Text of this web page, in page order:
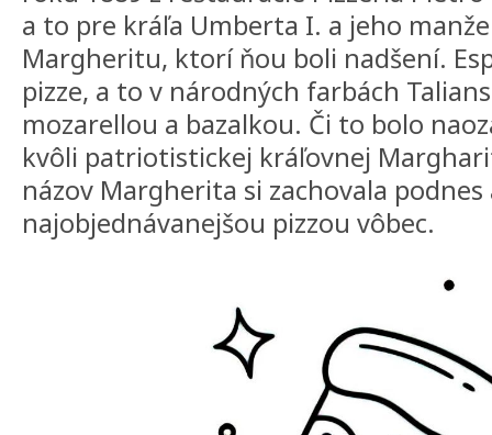
a to pre kráľa Umberta I. a jeho
Margheritu, ktorí ňou boli nadšení.
pizze, a to v národných farbách
mozarellou a bazalkou. Či to bolo
kvôli patriotistickej kráľovnej
názov Margherita si zachovala podnes
najobjednávanejšou pizzou vôbec.